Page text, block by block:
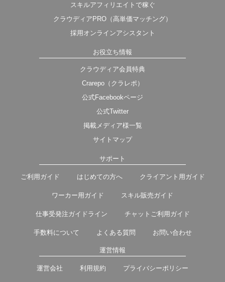
スキルアフィリエイトで稼ぐ
クラウディアPRO（高単価マッチング）
採用オンラインアシスタント
お役立ち情報
クラウディア会員特典
Crarepo（クラレポ）
公式Facebookページ
公式Twitter
掲載メディア様一覧
サイトマップ
サポート
ご利用ガイド はじめての方へ クライアント用ガイド
ワーカー用ガイド スキル販売ガイド
仕事受発注ガイドライン チャットご利用ガイド
手数料について よくある質問 お問い合わせ
運営情報
運営会社 利用規約 プライバシーポリシー